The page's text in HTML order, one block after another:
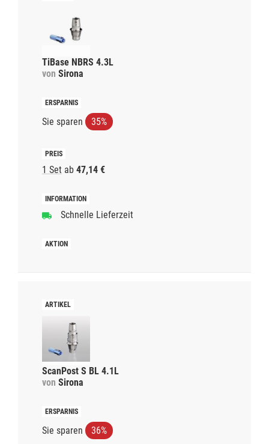
TiBase NBRS 4.3L
von Sirona
Sie sparen 35%
1 Set ab 47,14 €
Schnelle Lieferzeit
ScanPost S BL 4.1L
von Sirona
Sie sparen 36%